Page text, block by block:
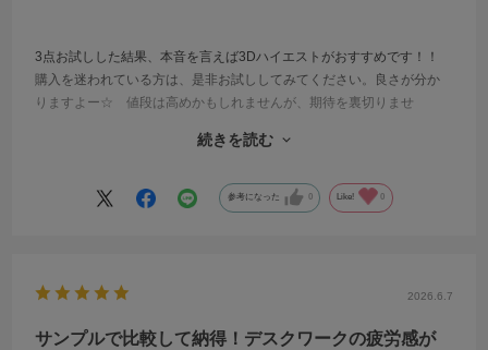
3点お試しした結果、本音を言えば3Dハイエストがおすすめです！！
購入を迷われている方は、是非お試ししてみてください。良さが分か
りますよー☆ 値段は高めかもしれませんが、期待を裏切りませ
た。 これならお尻が痛くならないです。 ハイエストでも充分だと
続きを読む
参考になった 0 Like! 0
2026.6.7
サンプルで比較して納得！デスクワークの疲労感が